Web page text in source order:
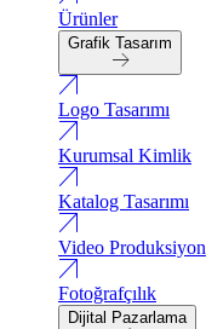
Ürünler
Grafik Tasarım
Logo Tasarımı
Kurumsal Kimlik
Katalog Tasarımı
Video Produksiyon
Fotoğrafçılık
Dijital Pazarlama